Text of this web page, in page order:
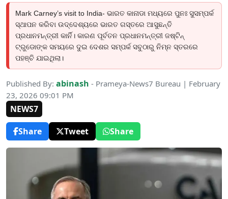
Mark Carney’s visit to India- ଭାରତ କାନାଡା ମଧ୍ୟରେ ପୁନଃ ସୁସମ୍ପର୍କ
ସ୍ଥାପନ କରିବା ଉଦ୍ଦେଶ୍ୟରେ ଭାରତ ଗସ୍ତରେ ଆସୁଛନ୍ତି
ପ୍ରଧାନମନ୍ତ୍ରୀ କାର୍ନି। କାରଣ ପୂର୍ବତନ ପ୍ରଧାନମନ୍ତ୍ରୀ ଜଷ୍ଟିନ୍
ଟ୍ରୁଡୋଙ୍କ ସମୟରେ ଦୁଇ ଦେଶର ସମ୍ପର୍କ ସବୁଠାରୁ ନିମ୍ନ ସ୍ତରରେ
ପହଞ୍ଚି ଯାଇଥିଲା।
Published By: abinash - Prameya-News7 Bureau | February
23, 2026 09:01 PM
NEWS7
Share
Tweet Share